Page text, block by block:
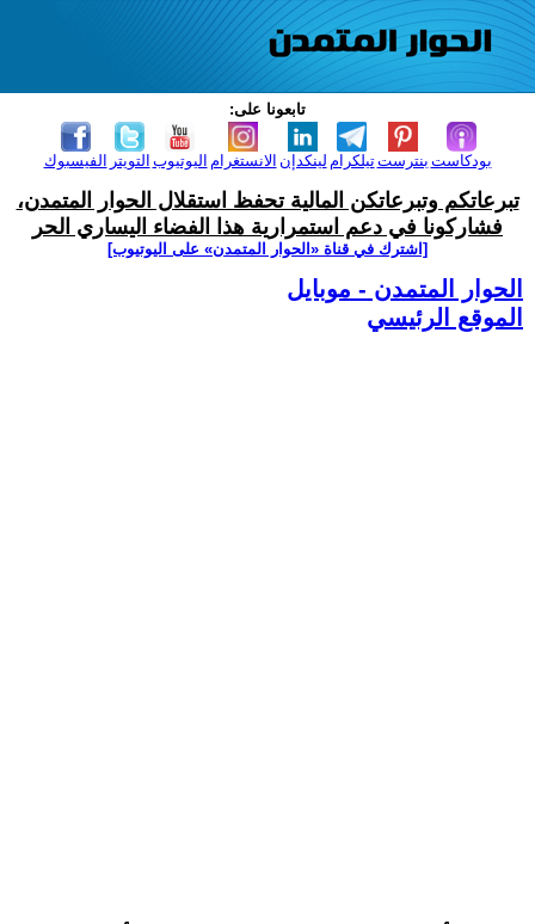
تابعونا على:
الفيسبوك التويتر اليوتيوب الانستغرام لينكدإن تيلكرامبنترست بودكاست
تبرعاتكم وتبرعاتكن المالية تحفظ استقلال الحوار المتمدن،
فشاركونا في دعم استمرارية هذا الفضاء اليساري الحر
[اشترك في قناة ‫«الحوار المتمدن» على اليوتيوب]
الحوار المتمدن - موبايل
الموقع الرئيسي